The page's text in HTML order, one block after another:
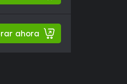
ahora